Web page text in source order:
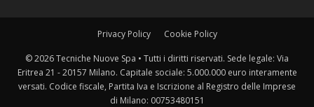
Privacy Policy Cookie Policy
© 2026 Tecniche Nuove Spa • Tutti i diritti riservati. Sede legale: Via
Eritrea 21 - 20157 Milano. Capitale sociale: 5.000.000 euro interamente
versati. Codice fiscale, Partita Iva e Iscrizione al Registro delle Imprese
di Milano: 00753480151